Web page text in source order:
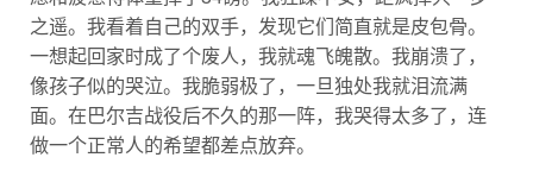
之遥。我看着自己的双手，发现它们简直就是皮包骨。
一想起回家时成了个废人，我就魂飞魄散。我崩溃了，
像孩子似的哭泣。我脆弱极了，一旦独处我就泪流满
面。在巴尔吉战役后不久的那一阵，我哭得太多了，连
做一个正常人的希望都差点放弃。